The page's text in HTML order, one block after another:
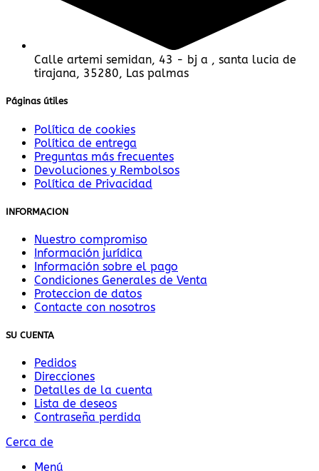
Calle artemi semidan, 43 - bj a , santa lucia de
tirajana, 35280, Las palmas
Páginas útiles
Política de cookies
Política de entrega
Preguntas más frecuentes
Devoluciones y Rembolsos
Política de Privacidad
INFORMACION
Nuestro compromiso
Información jurídica
Información sobre el pago
Condiciones Generales de Venta
Proteccion de datos
Contacte con nosotros
SU CUENTA
Pedidos
Direcciones
Detalles de la cuenta
Lista de deseos
Contraseña perdida
Cerca de
Menú